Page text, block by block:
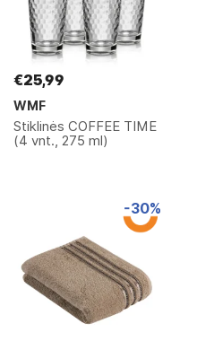
€25,99
WMF
Stiklinės COFFEE TIME
(4 vnt., 275 ml)
-30%